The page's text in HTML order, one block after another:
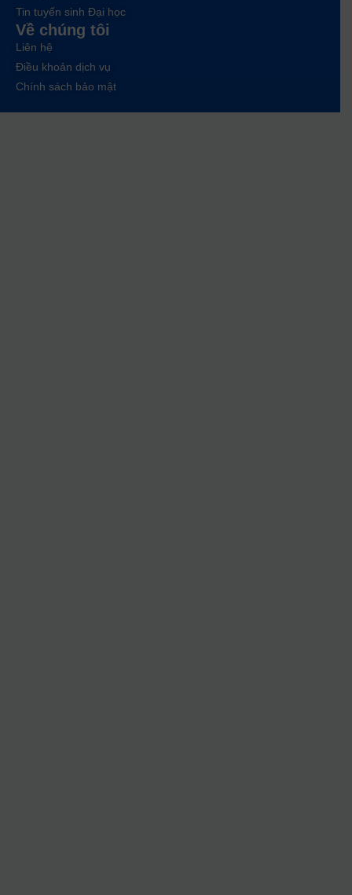
Tin tuyển sinh Đại học
Về chúng tôi
Liên hệ
Điều khoản dịch vụ
Chính sách bảo mật